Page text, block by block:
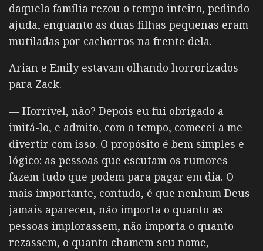
daquela família rezou o tempo inteiro, pedindo
ajuda, enquanto as duas filhas pequenas eram
mutiladas por cachorros na frente dela.
Arian e Emily estavam olhando horrorizados
para Zack.
— Horrível, não? Depois eu fui obrigado a
imitá-lo, e admito, com o tempo, comecei a me
divertir com isso. O propósito é bem simples e
lógico: as pessoas que escutam os rumores
fazem tudo que podem para pagar em dia. O
mais importante, contudo, é que nenhum Deus
jamais apareceu, não importa o quanto as
pessoas implorassem, não importa o quanto
rezassem, o quanto chamem seu nome,